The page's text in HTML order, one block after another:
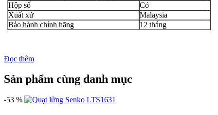
Hộp số
Có
Xuất xứ
Malaysia
Bảo hành chính hãng
12 tháng
Đọc thêm
Sản phẩm cùng danh mục
-53 %